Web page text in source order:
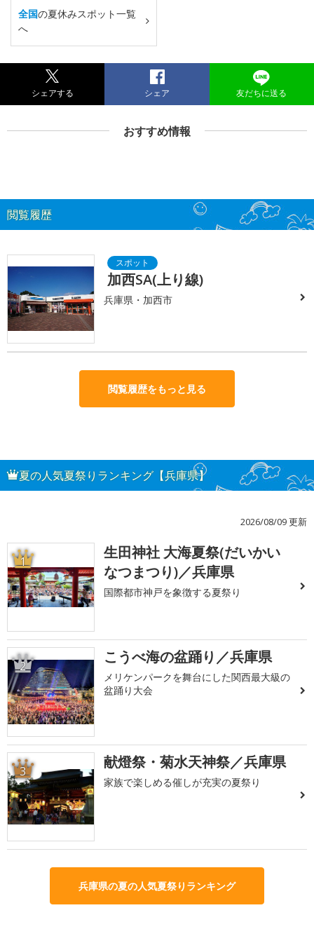
全国の夏休みスポット一覧
へ
シェアする シェア 友だちに送る
おすすめ情報
閲覧履歴
加西SA(上り線)
兵庫県・加西市
閲覧履歴をもっと見る
夏の人気夏祭りランキング【兵庫県】
2026/08/09 更新
1
生田神社 大海夏祭(だいかい
なつまつり)／兵庫県
国際都市神戸を象徴する夏祭り
2 こうべ海の盆踊り／兵庫県
メリケンパークを舞台にした関西最大級の
盆踊り大会
3 献燈祭・菊水天神祭／兵庫県
家族で楽しめる催しが充実の夏祭り
兵庫県の夏の人気夏祭りランキング